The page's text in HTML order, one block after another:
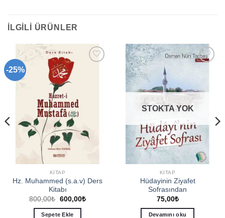
İLGILI ÜRÜNLER
-25%
KITAP
Hz. Muhammed (s.a.v) Ders
Kitabı
800,00₺ Orijinal
fiyat:
800,00₺.
600,00₺Şu
Sepete Ekle
STOKTA YOK
KITAP
Hüdayinin Ziyafet
Sofrasından
75,00₺
Devamını oku